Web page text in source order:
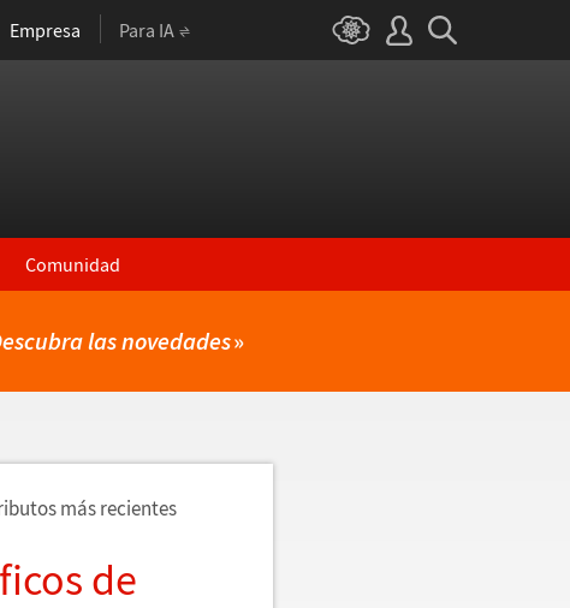
Empresa Para IA
Comunidad
las novedades»
más recientes
ficos de